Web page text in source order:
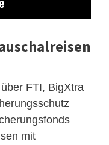
FTI, BigXtra
mit